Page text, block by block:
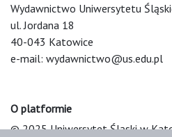
Wydawnictwo Uniwersytetu
ul. Jordana 18
40-043 Katowice
e-mail: wydawnictwo@us.edu.pl
O platformie
© 2025 Uniwersytet Śląski w